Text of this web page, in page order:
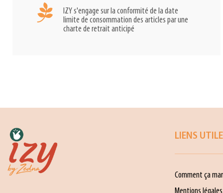
IZY s'engage sur la conformité de la date
limite de consommation des articles par une
charte de retrait anticipé
LIENS
Comment ça